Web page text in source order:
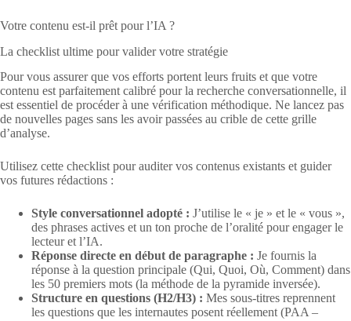
Votre contenu est-il prêt pour l’IA ?
La checklist ultime pour valider votre stratégie
Pour vous assurer que vos efforts portent leurs fruits et que votre
contenu est parfaitement calibré pour la recherche conversationnelle, il
est essentiel de procéder à une vérification méthodique. Ne lancez pas
de nouvelles pages sans les avoir passées au crible de cette grille
d’analyse.
Utilisez cette checklist pour auditer vos contenus existants et guider
vos futures rédactions :
Style conversationnel adopté : J’utilise le « je » et le « vous »,
des phrases actives et un ton proche de l’oralité pour engager le
lecteur et l’IA.
Réponse directe en début de paragraphe : Je fournis la
réponse à la question principale (Qui, Quoi, Où, Comment) dans
les 50 premiers mots (la méthode de la pyramide inversée).
Structure en questions (H2/H3) : Mes sous-titres reprennent
les questions que les internautes posent réellement (PAA –